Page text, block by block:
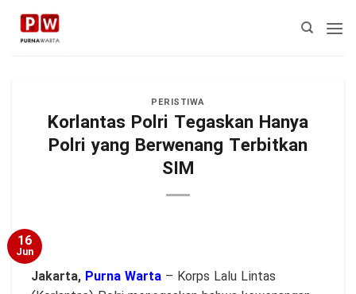
Skip
content
PERISTIWA
Korlantas Polri Tegaskan Hanya
Polri yang Berwenang Terbitkan
SIM
16
Jun
Jakarta, Purna Warta – Korps Lalu Lintas